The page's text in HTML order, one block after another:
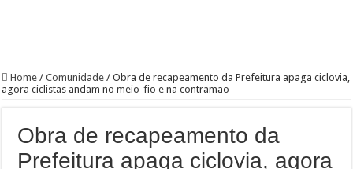
Home / Comunidade / Obra de recapeamento da Prefeitura apaga ciclovia,
agora ciclistas andam no meio-fio e na contramão
Obra de recapeamento da
Prefeitura apaga ciclovia, agora